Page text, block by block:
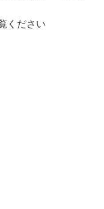
ください